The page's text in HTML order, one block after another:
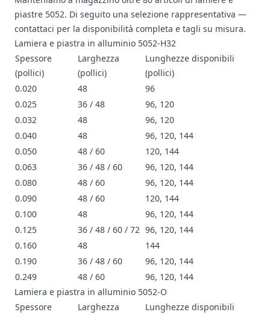
piastre 5052. Di seguito una selezione rappresentativa —
contattaci per la disponibilità completa e tagli su misura.
Lamiera e piastra in alluminio 5052-H32
Spessore
(pollici)
Larghezza
(pollici)
Lunghezze disponibili
(pollici)
0.020
48
96
0.025
36 / 48
96, 120
0.032
48
96, 120
0.040
48
96, 120, 144
0.050
48 / 60
120, 144
0.063
36 / 48 / 60
96, 120, 144
0.080
48 / 60
96, 120, 144
0.090
48 / 60
120, 144
0.100
48
96, 120, 144
0.125
36 / 48 / 60 / 72 96, 120, 144
0.160
48
144
0.190
36 / 48 / 60
96, 120, 144
0.249
48 / 60
96, 120, 144
Lamiera e piastra in alluminio 5052-O
Spessore
Larghezza
Lunghezze disponibili